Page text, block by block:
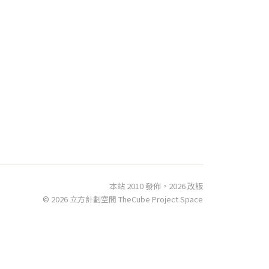
本站 2010 發佈，2026 改版
© 2026 立方計劃空間 TheCube Project Space